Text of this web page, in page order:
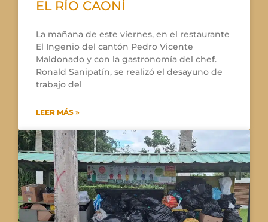
EL RÍO CAONÍ
La mañana de este viernes, en el restaurante
El Ingenio del cantón Pedro Vicente
Maldonado y con la gastronomía del chef.
Ronald Sanipatín, se realizó el desayuno de
trabajo del
LEER MÁS »